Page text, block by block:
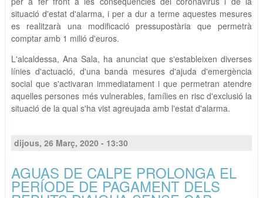
situació d'estat d'alarma, i per a dur a terme aquestes mesures
es realitzarà una modificació pressupostària que permetrà
comptar amb 1 milió d'euros.
L'alcaldessa, Ana Sala, ha anunciat que s'estableixen diverses
línies d'actuació, d'una banda mesures d'ajuda d'emergència
social que s'activaran immediatament i que permetran atendre
aquelles persones més vulnerables, famílies en risc d'exclusió la
situació de la qual s'ha vist agreujada amb l'estat d'alarma.
dijous, 26 Març, 2020 - 13:30
AGUAS DE CALPE PROLONGA EL
PERÍODE DE PAGAMENT DELS